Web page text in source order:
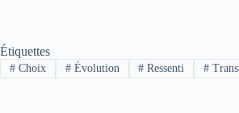
Étiquettes
#Choix #Évolution # Ressenti #